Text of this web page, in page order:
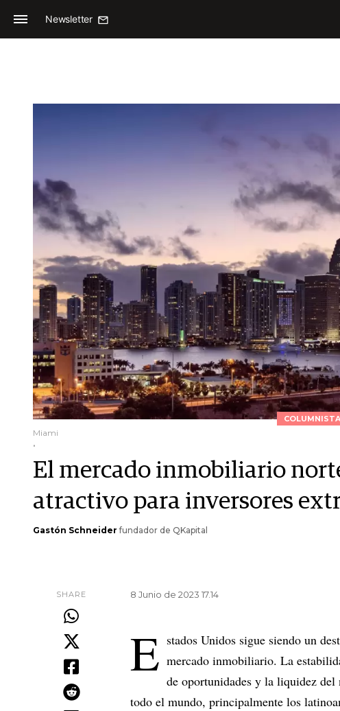
Newsletter
Miami
.
El mercado inmobiliario
atractivo para inversores
Gastón Schneider fundador de QKapital
SHARE 8 Junio de 2023 17.14
E stados Unidos sigue siendo un
mercado inmobiliario. La
de oportunidades y la liquidez del
todo el mundo, principalmente los